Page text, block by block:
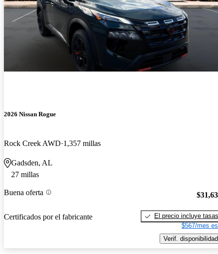
2026 Nissan Rogue
Rock Creek AWD 1,357 millas
Gadsden, AL
27 millas
Buena oferta
Certificados por el fabricante
El precio incluye tasas
$567/mes
Verif. disponibilidad